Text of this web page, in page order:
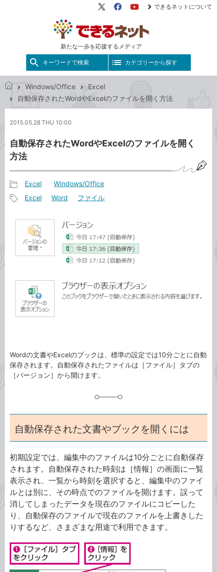
新たな一歩を応援するメディア
X（旧
FacebookYouTube
できるネットについて
キーワードで検索 カテゴリーから探す
き
ネ
ト
Windows/Office
Excel
自動保存されたWordやExcelのファイルを開く方法
2015.05.28 THU 10:00
自動保存されたWordやExcelのファイルを開く
方法
事
ゴ
Excel Windows/Office
事
グ
Excel Word ファイル
Wordの文書やExcelのブックは、標準の設定では10分ごとに自動
保存されます。自動保存されたファイルは［ファイル］タブの
［バージョン］から開けます。
自動保存された文書やブックを開くには
初期設定では、編集中のファイルは10分ごとに自動保存
されます。自動保存された時刻は［情報］の画面に一覧
表示され、一覧から時刻を選択すると、編集中のファイ
ルとは別に、その時点でのファイルを開けます。誤って
消してしまったデータを現在のファイルにコピーした
り、自動保存のファイルで現在のファイルを上書きした
りするなど、さまざまな用途で利用できます。